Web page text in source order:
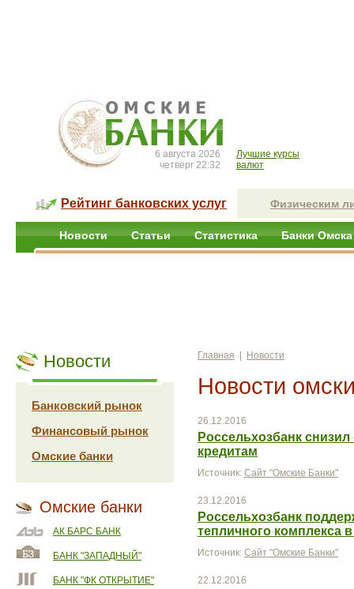
6 августа 2026
четверг 22:32
Лучшие курсы
валют
Рейтинг банковских услуг Физическим
Новости Статьи Статистика Банки Омска
Новости
Банковский рынок
Финансовый рынок
Омские банки
Омские банки
АК БАРС БАНК
БАНК "ЗАПАДНЫЙ"
БАНК "ФК ОТКРЫТИЕ"
Главная Новости
Новости
26.12.2016
Россельхозбанк
кредитам
Источник: Сайт "Омские Банки"
23.12.2016
Россельхозбанк
тепличного комплекса
Источник: Сайт "Омские Банки"
22.12.2016